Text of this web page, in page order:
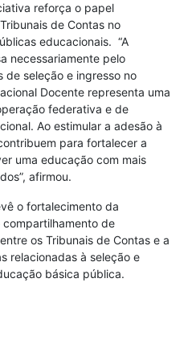
reforça o papel
de Contas no
educacionais. “A
necessariamente pelo
de seleção e ingresso no
Docente representa uma
federativa e de
Ao estimular a adesão à
para fortalecer a
uma educação com mais
afirmou.
o fortalecimento da
de
os Tribunais de Contas e a
relacionadas à seleção e
básica pública.